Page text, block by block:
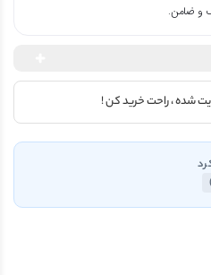
شده ، راحت خرید کن !